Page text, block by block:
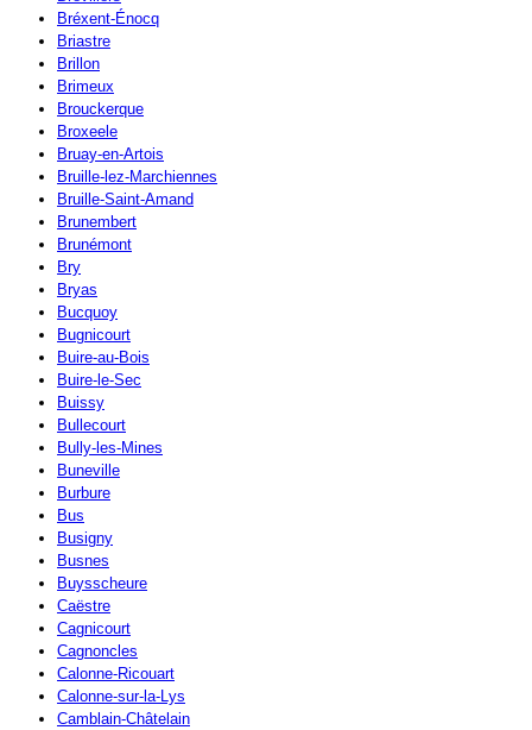
Bréxent-Énocq
Briastre
Brillon
Brimeux
Brouckerque
Broxeele
Bruay-en-Artois
Bruille-lez-Marchiennes
Bruille-Saint-Amand
Brunembert
Brunémont
Bry
Bryas
Bucquoy
Bugnicourt
Buire-au-Bois
Buire-le-Sec
Buissy
Bullecourt
Bully-les-Mines
Buneville
Burbure
Bus
Busigny
Busnes
Buysscheure
Caëstre
Cagnicourt
Cagnoncles
Calonne-Ricouart
Calonne-sur-la-Lys
Camblain-Châtelain